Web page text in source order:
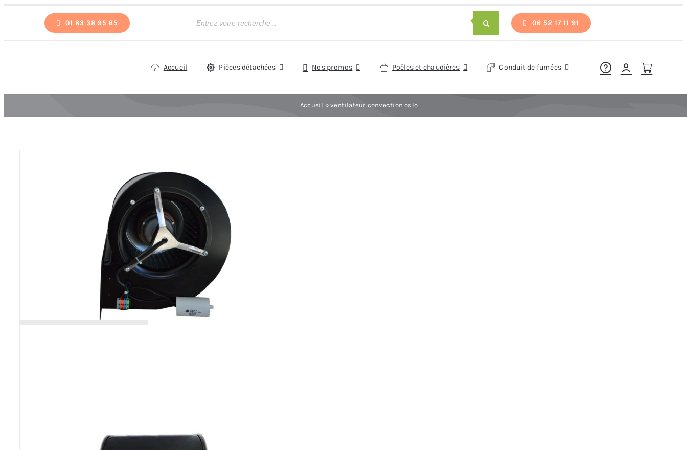
01 83 38 95 65
de
06 52 17 11 91
Accueil Pièces détachées Nos promos Poêles et chaudières Conduit de fumées
Accueil »ventilateur convection oslo